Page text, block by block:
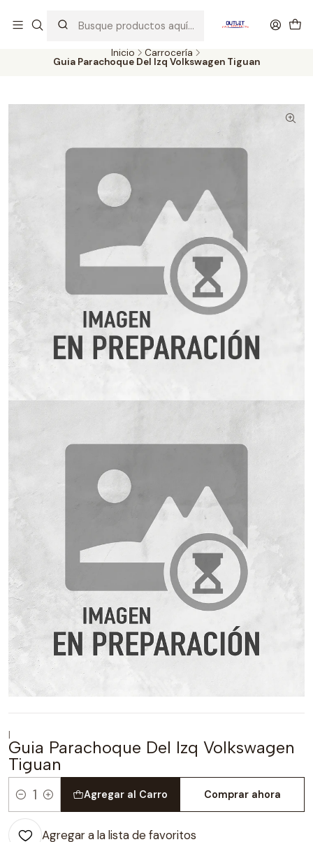
probados con altos estándares de calidad.
Inicio Carrocería
Guia Parachoque Del Izq Volkswagen Tiguan
|
Guia Parachoque Del Izq Volkswagen
Tiguan
Cantidad
Agregar al Carro Comprar ahora
Agregar a la lista de favoritos